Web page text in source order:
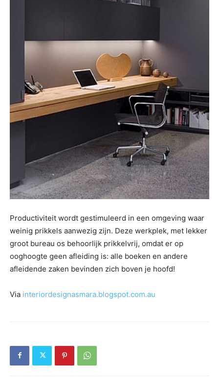
Productiviteit wordt gestimuleerd in een omgeving waar
weinig prikkels aanwezig zijn. Deze werkplek, met lekker
groot bureau os behoorlijk prikkelvrij, omdat er op
ooghoogte geen afleiding is: alle boeken en andere
afleidende zaken bevinden zich boven je hoofd!
Via interiordesignasmara.blogspot.com.au